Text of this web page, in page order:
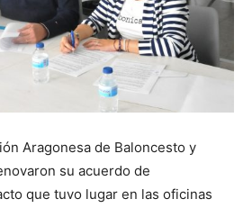
Aragonesa de Baloncesto y
su acuerdo de
que tuvo lugar en las oficinas